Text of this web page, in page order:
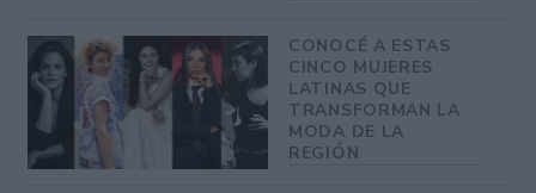
CONOCÉ A ESTAS
CINCO MUJERES
LATINAS QUE
TRANSFORMAN LA
MODA DE LA
REGIÓN